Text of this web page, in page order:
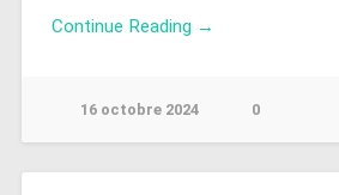
Continue Reading →
16 octobre 2024 0